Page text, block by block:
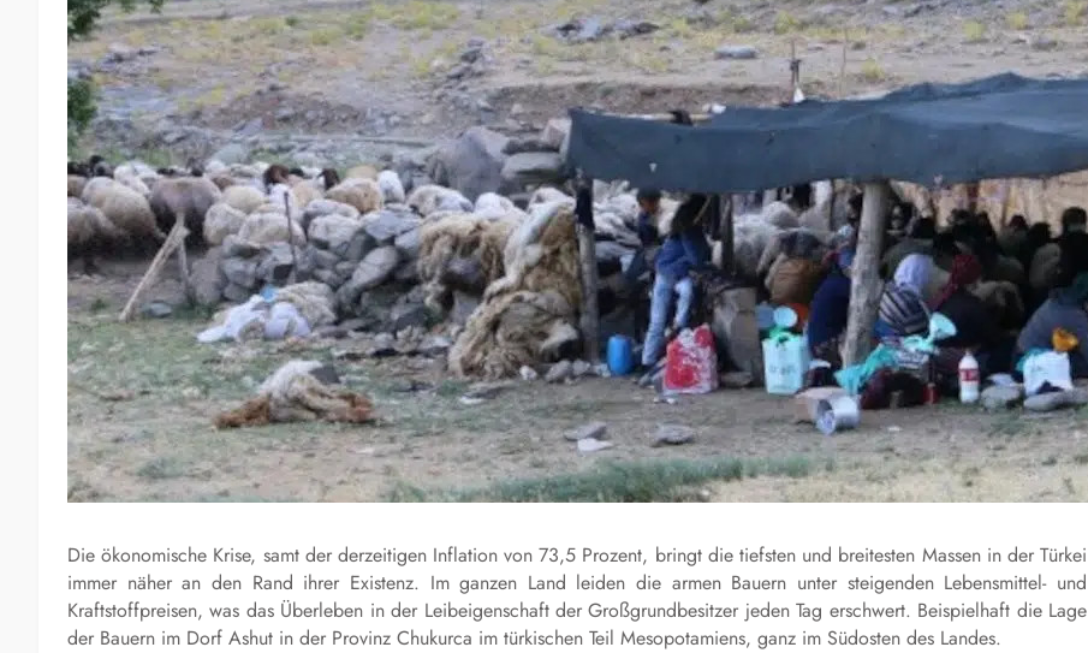
Die ökonomische Krise, samt der derzeitigen Inflation von 73,5 Prozent, bringt die tiefsten und breitesten Massen in der Türkei
immer näher an den Rand ihrer Existenz. Im ganzen Land leiden die armen Bauern unter steigenden Lebensmittel- und
Kraftstoffpreisen, was das Überleben in der Leibeigenschaft der Großgrundbesitzer jeden Tag erschwert. Beispielhaft die Lage
der Bauern im Dorf Ashut in der Provinz Chukurca im türkischen Teil Mesopotamiens, ganz im Südosten des Landes.